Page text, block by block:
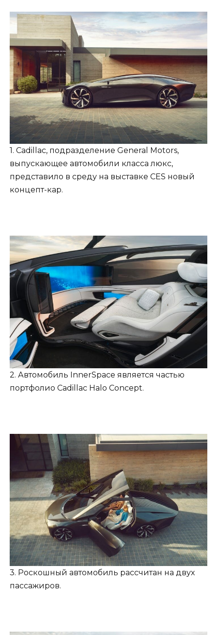
1. Cadillac, подразделение General Motors,
выпускающее автомобили класса люкс,
представило в среду на выставке CES новый
концепт-кар.
2. Автомобиль InnerSpace является частью
портфолио Cadillac Halo Concept.
3. Роскошный автомобиль рассчитан на двух
пассажиров.